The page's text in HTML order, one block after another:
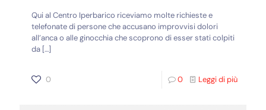
Qui al Centro Iperbarico riceviamo molte richieste e
telefonate di persone che accusano improvvisi dolori
all’anca o alle ginocchia che scoprono di esser stati colpiti
da […]
0 0 Leggi di più